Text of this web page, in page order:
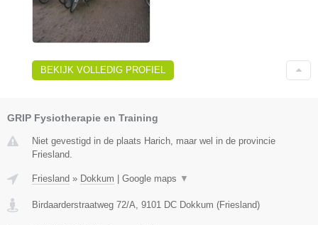
BEKIJK VOLLEDIG PROFIEL
GRIP Fysiotherapie en Training
Niet gevestigd in de plaats Harich, maar wel in de provincie
Friesland.
Friesland » Dokkum Google maps ▼
Birdaarderstraatweg 72/A, 9101 DC Dokkum (Friesland)